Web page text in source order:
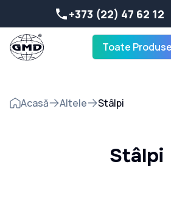
+373 (22) 47 62 12
Toate
Acasă Altele Stâlpi
Stâlpi